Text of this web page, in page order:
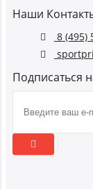
Наши
8 (495)
Подписаться